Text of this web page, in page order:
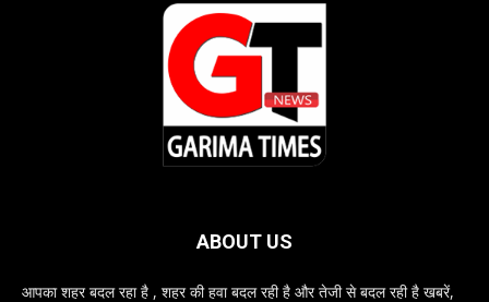
ABOUT US
आपका शहर बदल रहा है , शहर की हवा बदल रही है और तेजी से बदल रही है खबरें,